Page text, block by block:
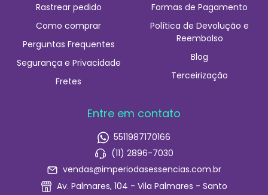
Rastrear pedido
Como comprar
Perguntas Frequentes
Segurança e Privacidade
Fretes
Formas de Pagamento
Política de Devolução e
Reembolso
Blog
Terceirização
Entre em contato
5511987170166
(11) 2896-7030
vendas@imperiodasessencias.com.br
Av. Palmares, 104 - Vila Palmares - Santo